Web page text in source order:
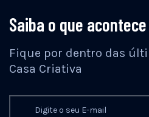
Saiba o que acontece
Fique por dentro das
Casa Criativa